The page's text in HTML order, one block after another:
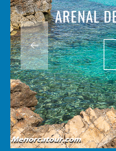
ARENAL